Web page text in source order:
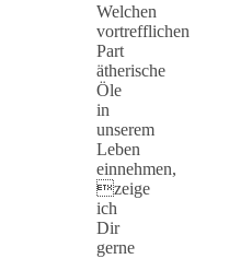
Welchen
vortrefflichen
Part
ätherische
Öle
in
unserem
Leben
einnehmen,
zeige
ich
Dir
gerne